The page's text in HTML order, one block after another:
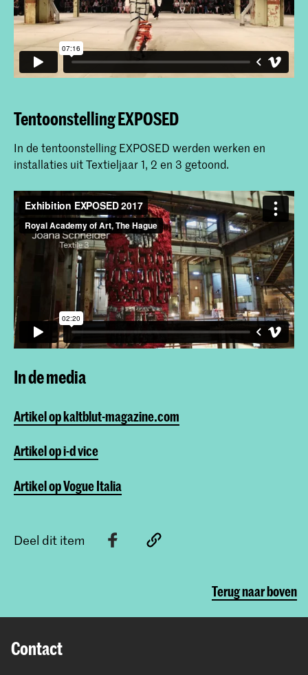
Tentoonstelling EXPOSED
In de tentoonstelling EXPOSED werden werken en
installaties uit Textieljaar 1, 2 en 3 getoond.
In de media
Artikel op kaltblut-magazine.com
Artikel op i-d vice
Artikel op Vogue Italia
Deel dit item
Terug naar boven
Contact